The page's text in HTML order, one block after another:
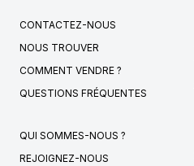
CONTACTEZ-NOUS
NOUS TROUVER
COMMENT VENDRE ?
QUESTIONS FRÉQUENTES
QUI SOMMES-NOUS ?
REJOIGNEZ-NOUS